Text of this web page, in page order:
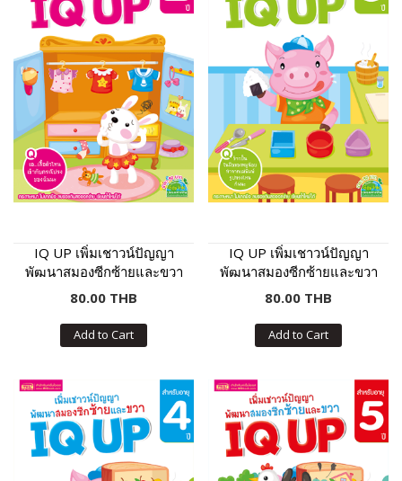
IQ UP เพิ่มเชาวน์ปัญญา
พัฒนาสมองซีกซ้ายและขวา
(สำหรับอายุ 2 ปี)
80.00 THB
Add to Cart
IQ UP เพิ่มเชาวน์ปัญญา
พัฒนาสมองซีกซ้ายและขวา
(สำหรับอายุ 3 ปี)
80.00 THB
Add to Cart